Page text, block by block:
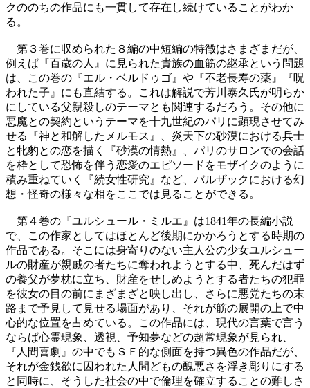
クののちの作品にも一貫して存在し続けていることがわか
る。
第３巻に収められた８編の中短編の特徴はさまざまだが、
例えば『百歳の人』に見られた貴族の血筋の継承という問題
は、この巻の『エル・ベルドゥゴ』や『不老長寿の薬』『呪
われた子』にも直結する。これは解説で芳川泰久氏が明らか
にしている父親殺しのテーマとも関連するだろう。その他に
悪魔との契約というテーマを十九世紀のパリに顕現させてみ
せる『神と和解したメルモス』、炎天下の砂漠における兵士
と牝豹との恋を描く『砂漠の情熱』、パリのサロンでの会話
を枠として恐怖を伴う恋愛のエピソードをモザイクのように
積み重ねていく『続女性研究』など、バルザックにおける幻
想・怪奇の様々な相をここでは見ることができる。
第４巻の『ユルシュール・ミルエ』は1841年の長編小説
で、この作家としてはほとんど後期にかかろうとする時期の
作品である。そこには身寄りのない主人公の少女ユルシュー
ルの財産が親戚の者たちに奪われようとする中、死んだはず
の養父が夢枕に立ち、財産をせしめようとする者たちの犯罪
を彼女の目の前にまざまざと映し出し、さらに悪党たちの末
路まで予見して見せる場面があり、それが筋の展開の上で中
心的な位置を占めている。この作品には、現代の言葉で言う
ならば心霊現象、透視、予知夢などの超常現象が見られ、
『人間喜劇』の中でもＳＦ的な側面を持つ異色の作品だが、
それが金銭欲に囚われた人間どもの醜悪さを浮き彫りにする
と同時に、そうした社会の中で倫理を確立することの難しさ